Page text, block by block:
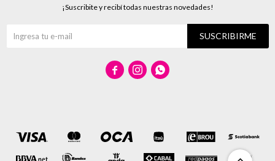
¡Suscribite y recibí todas nuestras novedades!
SUSCRIBIRME
  